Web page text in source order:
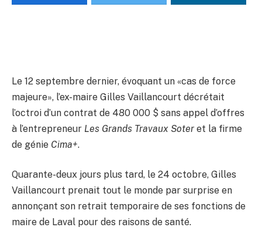
Le 12 septembre dernier, évoquant un «cas de force
majeure», l’ex-maire Gilles Vaillancourt décrétait
l’octroi d’un contrat de 480 000 $ sans appel d’offres
à l’entrepreneur Les Grands Travaux Soter et la firme
de génie Cima+.
Quarante-deux jours plus tard, le 24 octobre, Gilles
Vaillancourt prenait tout le monde par surprise en
annonçant son retrait temporaire de ses fonctions de
maire de Laval pour des raisons de santé.